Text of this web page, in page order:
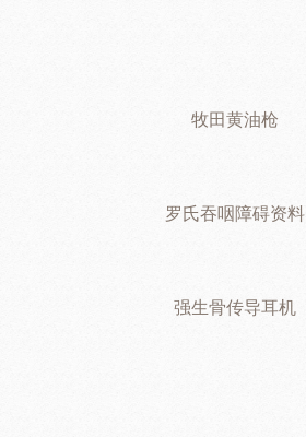
牧田黄油枪
罗氏吞咽障碍资料
强生骨传导耳机